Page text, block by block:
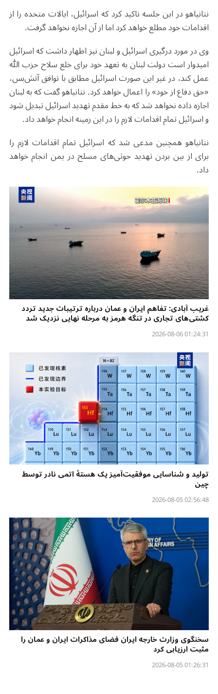
نتانیاهو در این جلسه تاکید کرد که اسرائیل، ایالات متحده را از
اقدامات خود مطلع خواهد کرد اما از آن اجازه نخواهد گرفت.
وی در مورد درگیری اسرائیل و لبنان نیز اظهار داشت که اسرائیل
امیدوار است دولت لبنان به تعهد خود برای خلع سلاح حزب الله
عمل کند، در غیر این صورت اسرائیل مطابق با توافق آتش‌بس،
«حق دفاع از خود» را اعمال خواهد کرد. نتانیاهو گفت که به لبنان
اجازه داده نخواهد شد که به خط مقدم تهدید اسرائیل تبدیل شود
و اسرائیل تمام اقدامات لازم را در این زمینه انجام خواهد داد.
نتانیاهو همچنین مدعی شد که اسرائیل تمام اقدامات لازم را
برای از بین بردن تهدید حوثی‌های مسلح در یمن انجام خواهد
داد.
غریب آبادی: تفاهم ایران و عمان درباره ترتیبات جدید تردد
کشتی‌های تجاری در تنگه هرمز به مرحله نهایی نزدیک شد
01:24:31 2026-08-06
تولید و شناسایی موفقیت‌آمیز یک هستهٔ اتمی نادر توسط
چین
02:56:48 2026-08-05
سخنگوی وزارت خارجه ایران فضای مذاکرات ایران و عمان را
مثبت ارزیابی کرد
01:26:31 2026-08-05